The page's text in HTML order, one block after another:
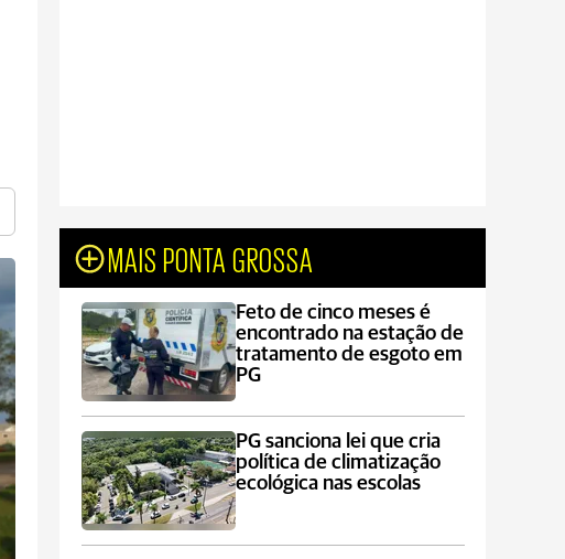
MAIS PONTA GROSSA
Feto de cinco meses é
encontrado na estação de
tratamento de esgoto em
PG
PG sanciona lei que cria
política de climatização
ecológica nas escolas